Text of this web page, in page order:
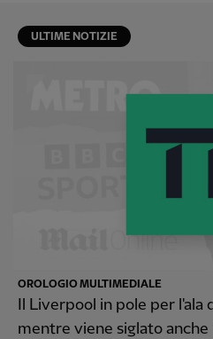
ULTIME NOTIZIE
OROLOGIO MULTIMEDIALE
Il Liverpool in pole per
mentre viene siglato